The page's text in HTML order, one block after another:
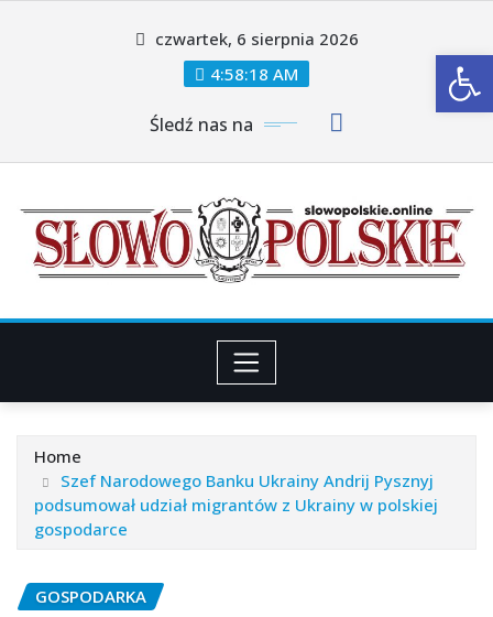
czwartek, 6 sierpnia 2026
4:58:20 AM
Śledź nas na
Home
Szef Narodowego Banku Ukrainy Andrij Pysznyj
podsumował udział migrantów z Ukrainy w polskiej
gospodarce
GOSPODARKA